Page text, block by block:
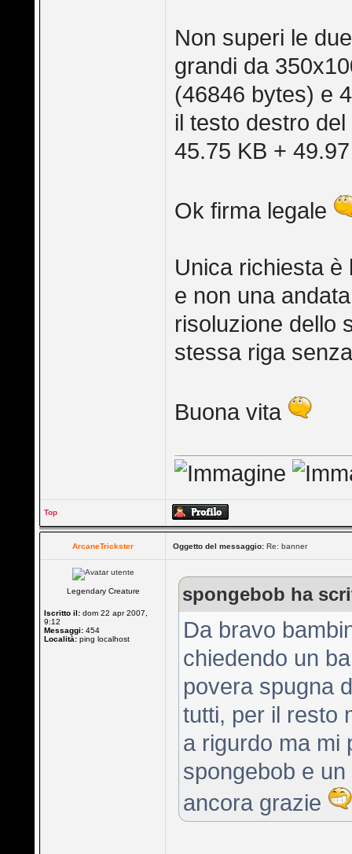
Non superi le
grandi da
(46846 bytes) e
il testo destro
45.75 KB +
Ok firma legale
Unica richiesta è
e non una
risoluzione dello
stessa riga
Buona vita
Top
ArcaneTrickster Oggetto del messaggio: Re: banner
Legendary Creature
Iscritto il: dom 22 apr 2007,
9:12
Messaggi: 454
Località: ping localhost
spongebob ha
Da bravo
chiedendo un
povera spugna
tutti, per il resto
a rigurdo ma mi
spongebob e
ancora grazie